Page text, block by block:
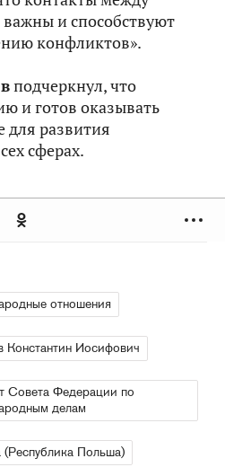
и способствуют
конфликтов».
подчеркнул, что
и готов оказывать
для развития
сферах.
отношения
Константин Иосифович
Совета Федерации по
делам
Польша)